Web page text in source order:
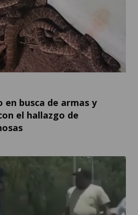
en busca de armas y
el hallazgo de